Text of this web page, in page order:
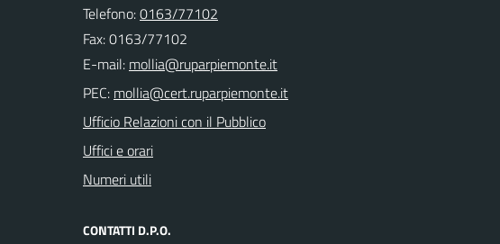
Telefono:0163/77102
Fax: 0163/77102
E-mail:
PEC:
Ufficio Relazioni con il Pubblico
Uffici e orari
Numeri utili
CONTATTI D.P.O.